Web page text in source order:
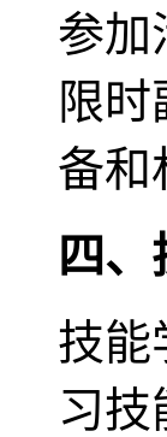
参加
限
备和
四、
技能
习